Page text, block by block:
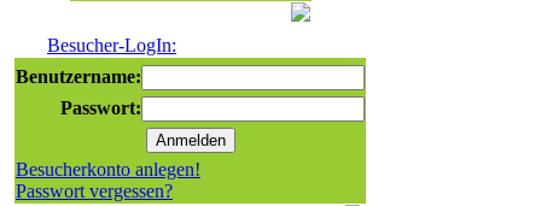
Besucher-LogIn:
Benutzername:
Passwort:
Besucherkonto anlegen!
Passwort vergessen?